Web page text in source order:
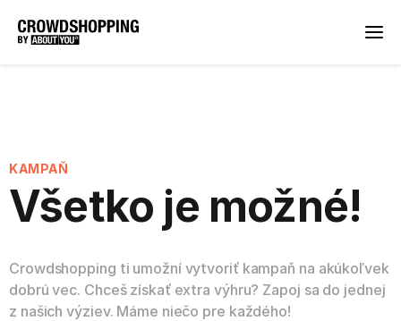
KAMPAŇ
Všetko je možné!
Crowdshopping ti umožní vytvoriť kampaň na akúkoľvek
dobrú vec. Chceš získať extra výhru? Zapoj sa do jednej
z našich výziev. Máme niečo pre každého!